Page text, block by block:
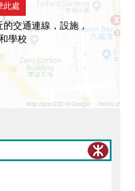
此處
的交通連線，設施，
學校